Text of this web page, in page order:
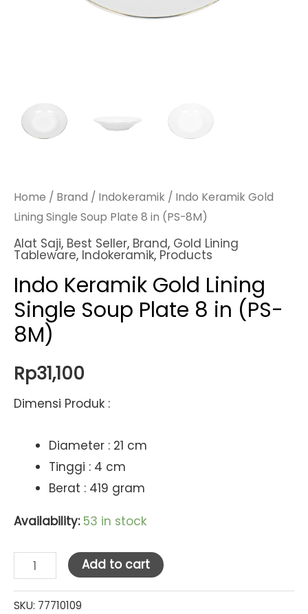
Home / Brand / Indokeramik / Indo Keramik Gold
Lining Single Soup Plate 8 in (PS-8M)
Alat Saji, Best Seller, Brand, Gold Lining
Tableware, Indokeramik, Products
Indo Keramik Gold Lining
Single Soup Plate 8 in (PS-
8M)
Rp31,100
Dimensi Produk :
Diameter : 21 cm
Tinggi : 4 cm
Berat : 419 gram
Availability: 53 in stock
Indo
Keramik
Gold
Add to cart
SKU: 77710109